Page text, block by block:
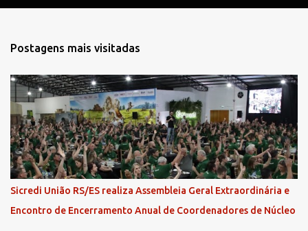
Postagens mais visitadas
Sicredi União RS/ES realiza Assembleia Geral Extraordinária e
Encontro de Encerramento Anual de Coordenadores de Núcleo